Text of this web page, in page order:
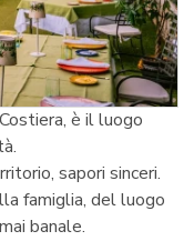
è il luogo
sapori sinceri.
famiglia, del luogo
banale.